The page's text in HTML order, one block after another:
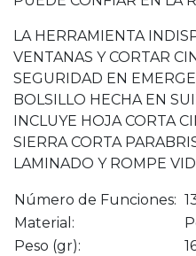
LA HERRAMIENTA
VENTANAS Y CORTAR
SEGURIDAD EN
BOLSILLO HECHA EN
INCLUYE HOJA CORTA
SIERRA CORTA
LAMINADO Y ROMPE
Número de Funciones:
Material:
Peso (gr):